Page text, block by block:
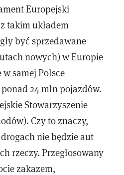
Europejski
takim układem
być sprzedawane
nowych) w Europie
w samej Polsce
24 mln pojazdów.
Stowarzyszenie
Czy to znaczy,
drogach nie będzie aut
rzeczy. Przegłosowany
zakazem,